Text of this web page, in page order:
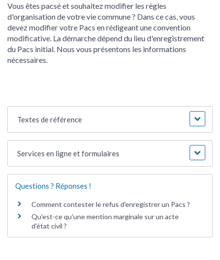
Vous êtes pacsé et souhaitez modifier les règles
d'organisation de votre vie commune ? Dans ce cas, vous
devez modifier votre Pacs en rédigeant une convention
modificative. La démarche dépend du lieu d'enregistrement
du Pacs initial. Nous vous présentons les informations
nécessaires.
Textes de référence
Services en ligne et formulaires
Questions ? Réponses !
Comment contester le refus d'enregistrer un Pacs ?
Qu'est-ce qu'une mention marginale sur un acte
d'état civil ?